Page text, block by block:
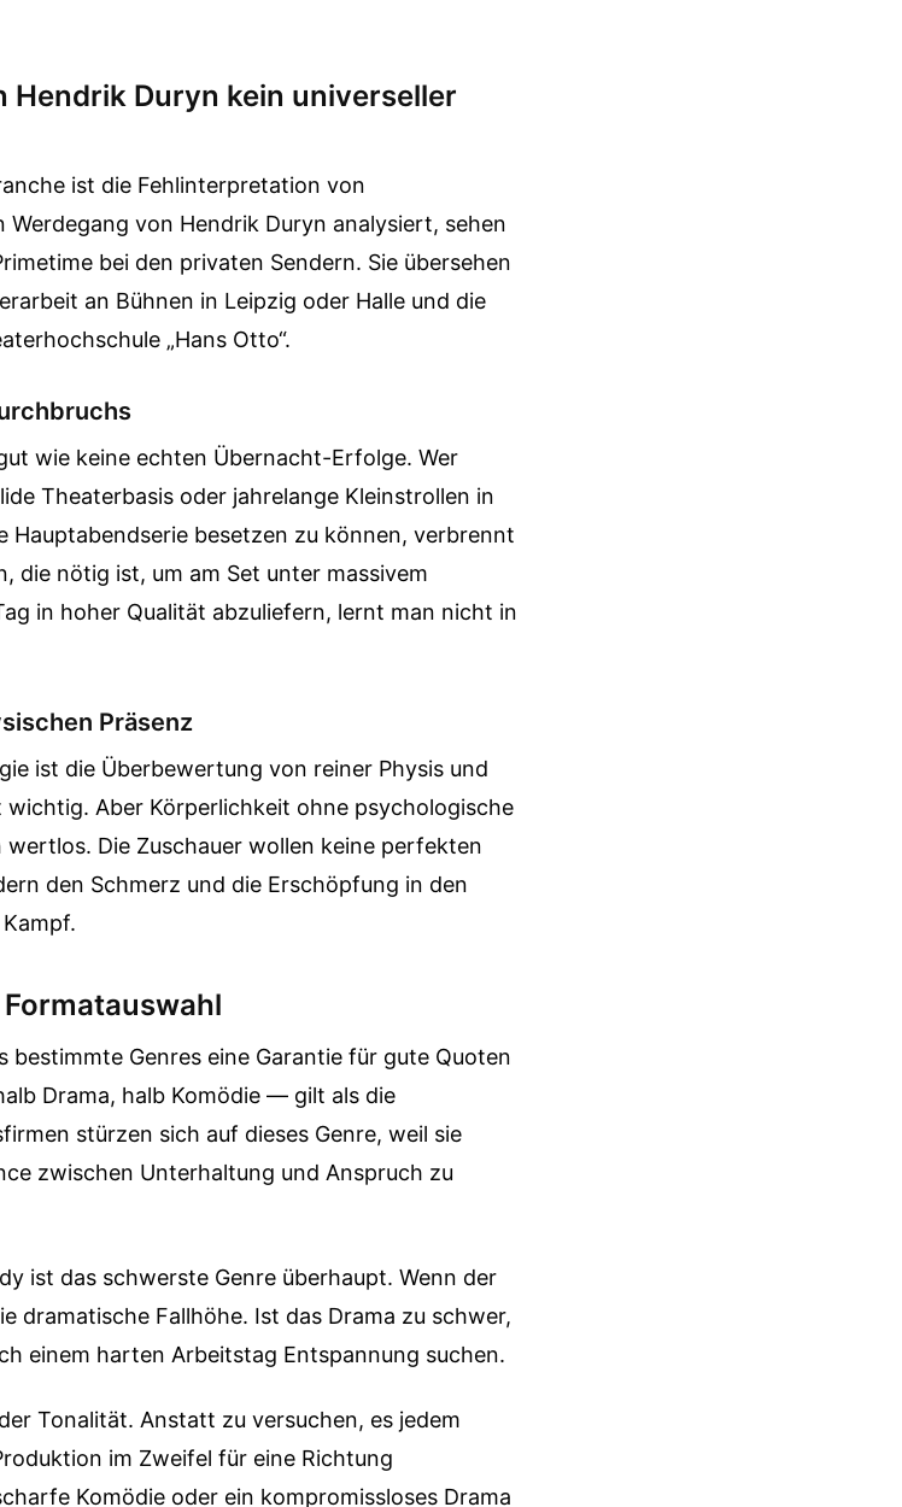
Hendrik Duryn kein universeller
ist die Fehlinterpretation von
von Hendrik Duryn analysiert, sehen
bei den privaten Sendern. Sie übersehen
an Bühnen in Leipzig oder Halle und die
„Hans Otto“.
wie keine echten Übernacht-Erfolge. Wer
Theaterbasis oder jahrelange Kleinstrollen in
Hauptabendserie besetzen zu können, verbrennt
die nötig ist, um am Set unter massivem
in hoher Qualität abzuliefern, lernt man nicht in
Präsenz
ist die Überbewertung von reiner Physis und
Aber Körperlichkeit ohne psychologische
Die Zuschauer wollen keine perfekten
den Schmerz und die Erschöpfung in den
bestimmte Genres eine Garantie für gute Quoten
Drama, halb Komödie — gilt als die
stürzen sich auf dieses Genre, weil sie
zwischen Unterhaltung und Anspruch zu
ist das schwerste Genre überhaupt. Wenn der
dramatische Fallhöhe. Ist das Drama zu schwer,
einem harten Arbeitstag Entspannung suchen.
Tonalität. Anstatt zu versuchen, es jedem
im Zweifel für eine Richtung
Komödie oder ein kompromissloses Drama